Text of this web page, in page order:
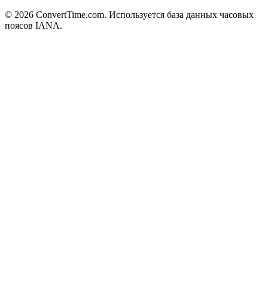
© 2026 ConvertTime.com. Используется база данных часовых
поясов IANA.